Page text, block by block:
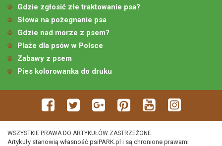
Gdzie zgłosić złe traktowanie psa?
Słowa na pożegnanie psa
Gdzie nad morze z psem?
Plaże dla psów w Polsce
Zabawy z psem
Pies kolorowanka do druku
WSZYSTKIE PRAWA DO ARTYKUŁÓW ZASTRZEŻONE.
Artykuły stanowią własność psiPARK.pl i są chronione prawami